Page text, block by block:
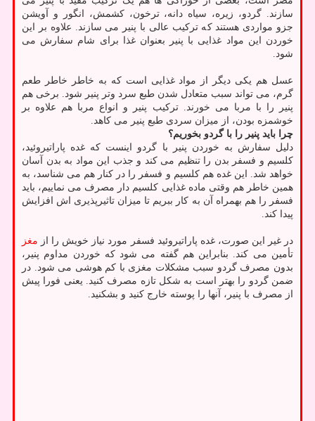
سازند. گردو، زیره، سیاه دانه، ترخون، کشمش، انگور و آویشن
جزو مواردی هستند که ترکیب عالی با پنیر می سازند. علاوه بر این
خوردن این مواد غذایی با پنیر بعنوان غذا برای شام سفارش می
شود.
عسل هم یکی دیگر از مواد غذایی است که به خاطر خاطر طعم
گرم، می تواند سبب متعادل شدن طبع سرد وتر پنیر شود. برخی هم
پنیر را با مربا می خورند. ترکیب پنیر و انواع مربا هم علاوه بر
خوشمزه بودن، از میزان سردی طبع پنیر می کاهد.
چرا باید پنیر را با گردو بخوریم؟
دلیل سفارش به خوردن پنیر با گردو اینست که غده پاراتیروئید،
کلسیم و فسفر بدن را تنظیم می کند و جذب این مواد به بدن آسان
خواهد شد. این غده هم کلسیم و فسفر را در کنار هم می شناسد، به
همین خاطر هم وقتی ماده غذایی کلسیم دار مصرف می نماییم، باید
فسفر را هم بهمراه آن به کار ببریم تا میزان تاثیرپذیری اش افزایش
پیدا کند.
در غیر این صورت، غده پاراتیروئید فسفر مورد نیاز خویش را از مغز
تأمین می کند. بنابراین هم گفته می شود که خوردن مداوم پنیر،
بدون مصرف گردو سبب مشکلات مغزی با کم هوشی می شود. در
ضمن گردو را بهتر است به شکل تازه مصرف کنید. یعنی فورا پیش
از مصرف با پنیر، آنها را پوسته خارج کنید و بشکنید.